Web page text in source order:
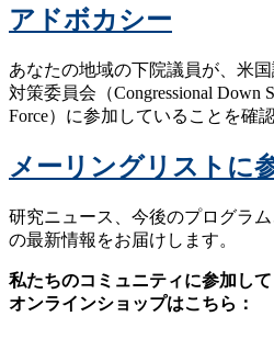
アドボカシー
あなたの地域の下院議員が、米
対策委員会（Congressional Down
Force）に参加していることを確
メーリングリストに
研究ニュース、今後のプログラ
の最新情報をお届けします。
私たちのコミュニティに参加して
オンラインショップはこちら：